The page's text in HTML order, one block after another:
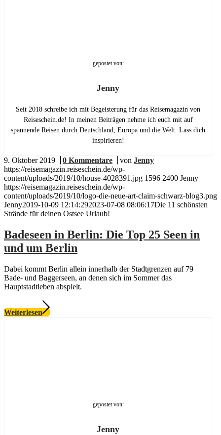
gepostet von:
Jenny
Seit 2018 schreibe ich mit Begeisterung für das Reisemagazin von
Reiseschein.de! In meinen Beiträgen nehme ich euch mit auf
spannende Reisen durch Deutschland, Europa und die Welt. Lass dich
inspirieren!
9. Oktober 2019 0 Kommentare von Jenny
https://reisemagazin.reiseschein.de/wp-
content/uploads/2019/10/house-4028391.jpg 1596 2400 Jenny
https://reisemagazin.reiseschein.de/wp-
content/uploads/2019/10/logo-die-neue-art-claim-schwarz-blog3.png
Jenny2019-10-09 12:14:292023-07-08 08:06:17Die 11 schönsten
Strände für deinen Ostsee Urlaub!
Badeseen in Berlin: Die Top 25 Seen in
und um Berlin
Dabei kommt Berlin allein innerhalb der Stadtgrenzen auf 79
Bade- und Baggerseen, an denen sich im Sommer das
Hauptstadtleben abspielt.
Weiterlesen
gepostet von:
Jenny